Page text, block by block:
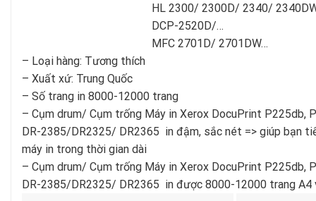
HL 2300/ 2300D/ 2340/ 2340DW/
DCP-2520D/…
MFC 2701D/ 2701DW…
– Loại hàng: Tương thích
– Xuất xứ: Trung Quốc
– Số trang in 8000-12000 trang
– Cụm drum/ Cụm trống Máy in Xerox DocuPrint
DR-2385/DR2325/ DR2365 in đậm, sắc nét => giúp bạn
máy in trong thời gian dài
– Cụm drum/ Cụm trống Máy in Xerox DocuPrint
DR-2385/DR2325/ DR2365 in được 8000-12000 trang A4